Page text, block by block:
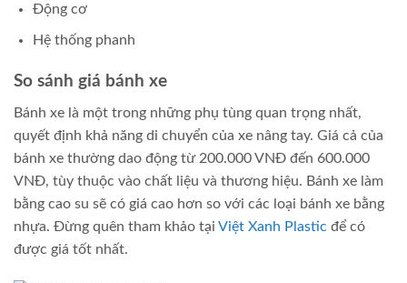
Động cơ
Hệ thống phanh
So sánh giá bánh xe
Bánh xe là một trong những phụ tùng quan trọng nhất,
quyết định khả năng di chuyển của xe nâng tay. Giá cả của
bánh xe thường dao động từ 200.000 VNĐ đến 600.000
VNĐ, tùy thuộc vào chất liệu và thương hiệu. Bánh xe làm
bằng cao su sẽ có giá cao hơn so với các loại bánh xe bằng
nhựa. Đừng quên tham khảo tại Việt Xanh Plastic để có
được giá tốt nhất.